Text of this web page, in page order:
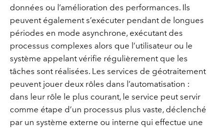
données ou l’amélioration des performances. Ils
peuvent également s’exécuter pendant de longues
périodes en mode asynchrone, exécutant des
processus complexes alors que l’utilisateur ou le
système appelant vérifie régulièrement que les
tâches sont réalisées. Les services de géotraitement
peuvent jouer deux rôles dans l’automatisation :
dans leur rôle le plus courant, le service peut servir
comme étape d’un processus plus vaste, déclenché
par un système externe ou interne qui effectue une